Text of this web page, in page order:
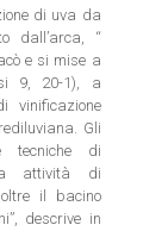
di uva da
dall’arca, “
e si mise a
9, 20-1), a
vinificazione
Gli
tecniche di
attività di
il bacino
descrive in